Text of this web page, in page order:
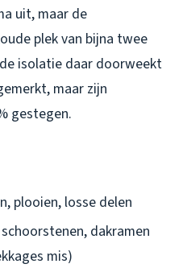
uit, maar de
plek van bijna twee
isolatie daar doorweekt
maar zijn
gestegen.
plooien, losse delen
dakramen
mis)